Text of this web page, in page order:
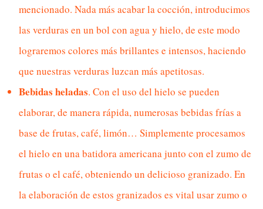
mencionado. Nada más acabar la cocción, introducimos
las verduras en un bol con agua y hielo, de este modo
lograremos colores más brillantes e intensos, haciendo
que nuestras verduras luzcan más apetitosas.
Bebidas heladas. Con el uso del hielo se pueden
elaborar, de manera rápida, numerosas bebidas frías a
base de frutas, café, limón… Simplemente procesamos
el hielo en una batidora americana junto con el zumo de
frutas o el café, obteniendo un delicioso granizado. En
la elaboración de estos granizados es vital usar zumo o